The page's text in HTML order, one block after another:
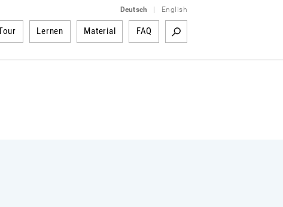
Deutsch English
Lernen Material FAQ